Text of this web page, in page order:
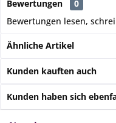
Bewertungen
0
Bewertungen lesen,
Ähnliche Artikel
Kunden kauften auch
Kunden haben sich